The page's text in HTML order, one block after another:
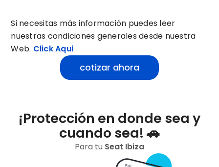
Si necesitas más información puedes leer
nuestras condiciones generales desde nuestra
Web. Click Aqui
cotizar ahora
¡Protección en donde sea y
cuando sea! 🚗
Para tu Seat Ibiza